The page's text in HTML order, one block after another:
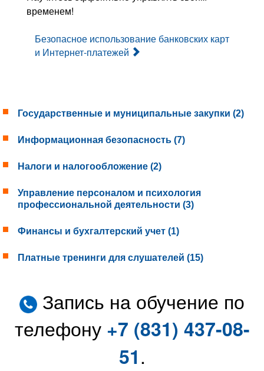
временем!
Безопасное использование банковских карт
и Интернет-платежей
Государственные и муниципальные закупки (2)
Информационная безопасность (7)
Налоги и налогообложение (2)
Управление персоналом и психология
профессиональной деятельности (3)
Финансы и бухгалтерский учет (1)
Платные тренинги для слушателей (15)
Запись на обучение по
телефону +7 (831) 437-08-
51.